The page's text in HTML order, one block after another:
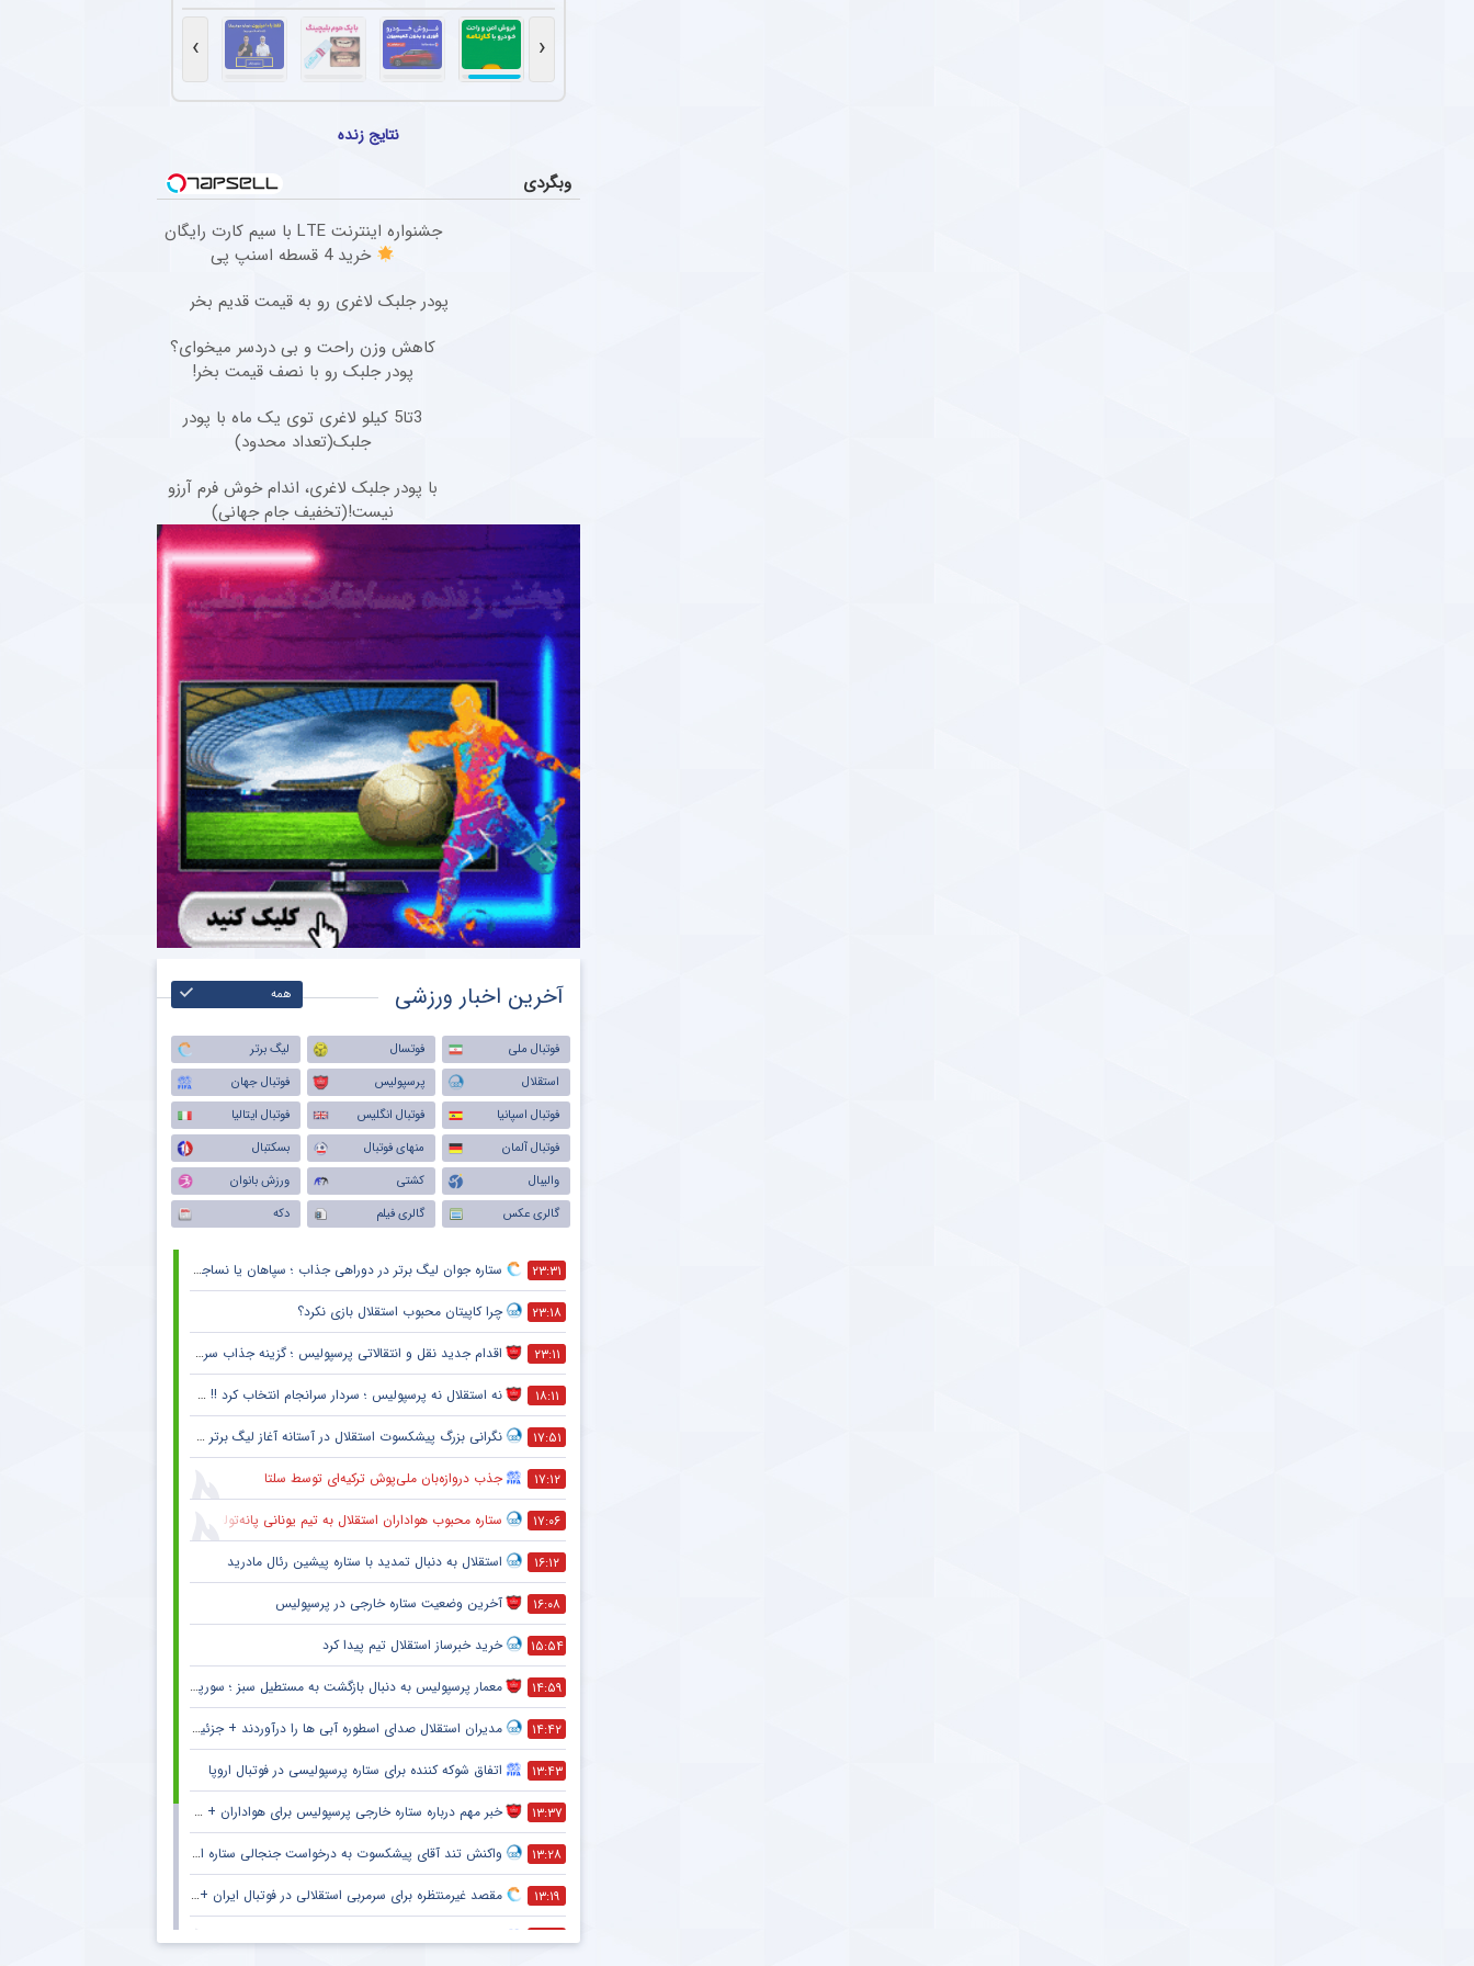
استقلال در دیدار دوستانه مقابل استقلال خوزستان بار دیگر با سه مدافع مرکزی به میدان رفت تا مشخص شود سهراب
اخبار اتفاق شوکه کننده برای ستاره پرسپولیسی در فوتبال اروپا
پرونده ادامه حضور رامین رضاییان در استقلال بسته شد و حالا او باید در فصل منتهی به جام ملت‌های آسیا
واکنش تند آقای پیشکسوت به درخواست جنجالی ستاره استقلال + جزئیات
شاهرخ بیانی پیشکسوت استقلال گفت : بازیکنی که سالی یک گل می‌زند با او قرارداد ۲۰۰ میلیاردی می‌بندند و این بازیکن «ناز» هم می‌کند که اگر فلان قدر ندهید قهر می‌کنم.
‹
›
نتایج زنده
وبگردی
جشنواره اینترنت LTE با سیم کارت رایگان
خرید 4 قسطه اسنپ پی
پودر جلبک لاغری رو به قیمت قدیم بخر
کاهش وزن راحت و بی دردسر میخوای؟
پودر جلبک رو با نصف قیمت بخر!
3تا5 کیلو لاغری توی یک ماه با پودر
جلبک(تعداد محدود)
با پودر جلبک لاغری، اندام خوش فرم آرزو
نیست!(تخفیف جام جهانی)
آخرین اخبار ورزشی همه
فوتبال ملی فوتسال
لیگ برتر
استقلال
پرسپولیس
فوتبال جهان
فوتبال اسپانیا
فوتبال انگلیس
فوتبال ایتالیا
فوتبال آلمان
منهای فوتبال
بسکتبال
والیبال
کشتی
ورزش بانوان
گالری عکس
گالری فیلم دکه
۲۳:۳۱ ستاره جوان لیگ برتر در دوراهی جذاب ؛ سپاهان یا نساجی ؟
۲۳:۱۸ چرا کاپیتان محبوب استقلال بازی نکرد؟
۲۳:۱۱ اقدام جدید نقل و انتقالاتی پرسپولیس ؛ گزینه جذاب سرخپوش می شود؟
۱۸:۱۱ نه استقلال نه پرسپولیس ؛ سردار سرانجام انتخاب کرد !! + جزئیات
۱۷:۵۱ نگرانی بزرگ پیشکسوت استقلال در آستانه آغاز لیگ برتر + جزئیات
۱۷:۱۲ جذب دروازه‌بان ملی‌پوش ترکیه‌ای توسط سلتا
۱۷:۰۶ ستاره محبوب هواداران استقلال به تیم یونانی پانه‌تولیکوس پیوست
۱۶:۱۲ استقلال به دنبال تمدید با ستاره پیشین رئال مادرید
۱۶:۰۸ آخرین وضعیت ستاره خارجی در پرسپولیس
۱۵:۵۴ خرید خبرساز استقلال تیم پیدا کرد
۱۴:۵۹ معمار پرسپولیس به دنبال بازگشت به مستطیل سبز ؛ سورپرایز بزرگ در راه است ؟ + جزئیات
۱۴:۴۲ مدیران استقلال صدای اسطوره آبی ها را درآوردند + جزئیات
۱۳:۴۳ اتفاق شوکه کننده برای ستاره پرسپولیسی در فوتبال اروپا
۱۳:۳۷ خبر مهم درباره ستاره خارجی پرسپولیس برای هواداران + جزئیات
۱۳:۲۸ واکنش تند آقای پیشکسوت به درخواست جنجالی ستاره استقلال + جزئیات
۱۳:۱۹ مقصد غیرمنتظره برای سرمربی استقلالی در فوتبال ایران + جزئیات
۱۲:۳۱